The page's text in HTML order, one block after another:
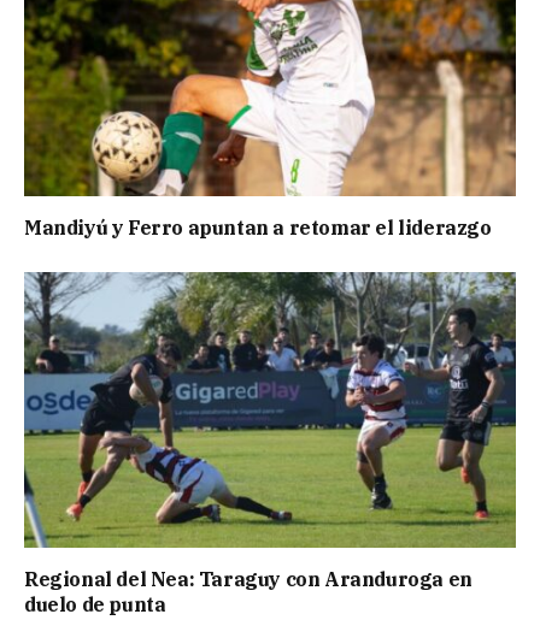
Mandiyú y Ferro apuntan a retomar el liderazgo
Regional del Nea: Taraguy con Aranduroga en
duelo de punta